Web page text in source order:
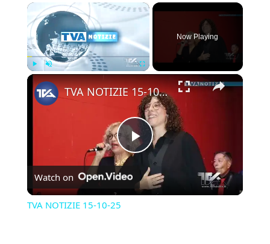
×
Play Unmute
Now Playing
×
Play
Video
TVA NOTIZIE 15-10-25
Watch on
TVA NOTIZIE 15-10-25